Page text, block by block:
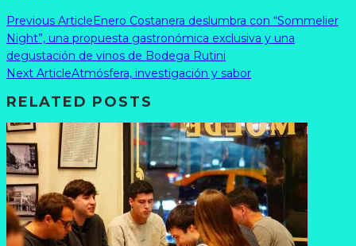
Previous Article Enero Costanera deslumbra con “Sommelier
Night”, una propuesta gastronómica exclusiva y una
degustación de vinos de Bodega Rutini
Next ArticleAtmósfera, investigación y sabor
RELATED POSTS